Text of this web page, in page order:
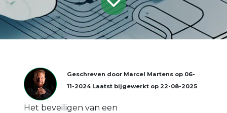
Geschreven door Marcel Martens op 06-
11-2024 Laatst bijgewerkt op 22-08-2025
Het beveiligen van een